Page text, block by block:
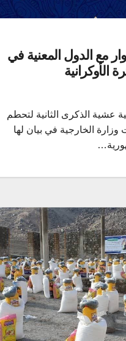
مع الدول المعنية في
الأوكرانية
عشية الذكرى الثانية لتحطم
وزارة الخارجية في بيان لها